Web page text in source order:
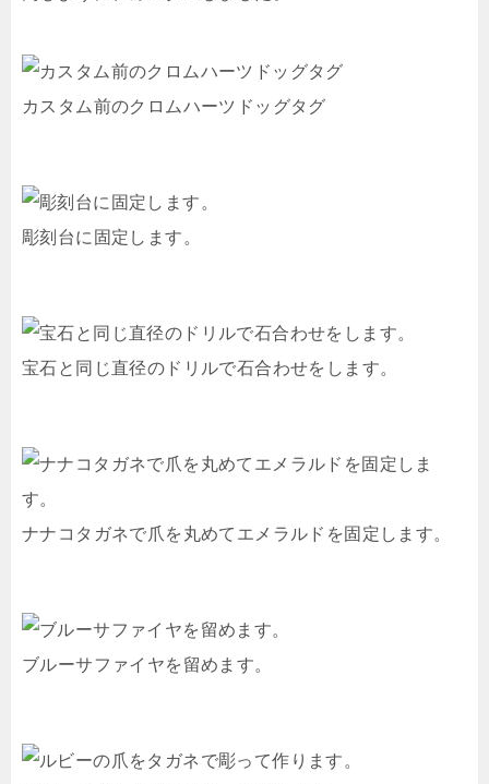
カスタム前のクロムハーツドッグタグ
彫刻台に固定します。
宝石と同じ直径のドリルで石合わせをします。
ナナコタガネで爪を丸めてエメラルドを固定します。
ブルーサファイヤを留めます。